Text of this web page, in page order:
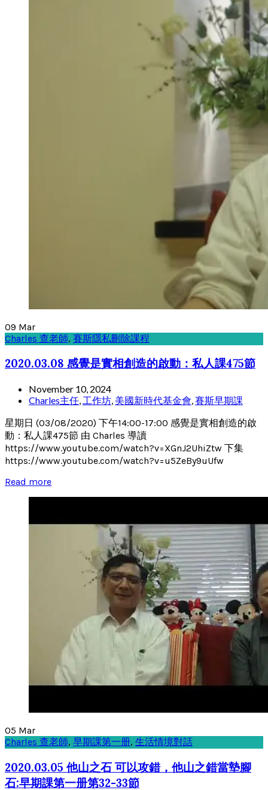
09 Mar
Charles 查老師, 賽斯隱私刪除課程
2020.03.08 感覺是實相創造的啟動：私人課475節
November 10, 2024
Charles主任, 工作坊, 美國新時代基金會,賽斯早期課
星期日 (03/08/2020) 下午14:00-17:00 感覺是實相創造的啟
動：私人課475節 由 Charles 導讀
https://www.youtube.com/watch?v=XGnJ2UhiZtw 下集
https://www.youtube.com/watch?v=u5ZeBy9uUfw
Read more
05 Mar
Charles 查老師, 早期課第一册, 生活情境對話
2020.03.05 他山之石 可以攻錯，他山之錯當墊腳
石:早期課第一册第32-33節